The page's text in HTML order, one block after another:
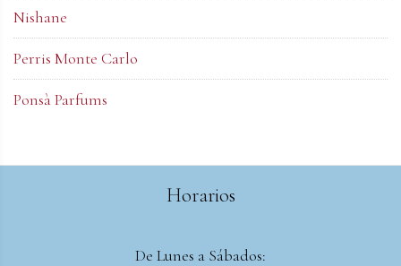
Nishane
Perris Monte Carlo
Ponsà Parfums
Horarios
De Lunes a Sábados: